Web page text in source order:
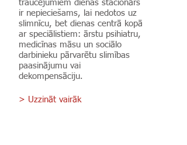
traucējumiem dienas stacionārs
ir nepieciešams, lai nedotos uz
slimnīcu, bet dienas centrā kopā
ar speciālistiem: ārstu psihiatru,
medicīnas māsu un sociālo
darbinieku pārvarētu slimības
paasinājumu vai
dekompensāciju.
> Uzzināt vairāk